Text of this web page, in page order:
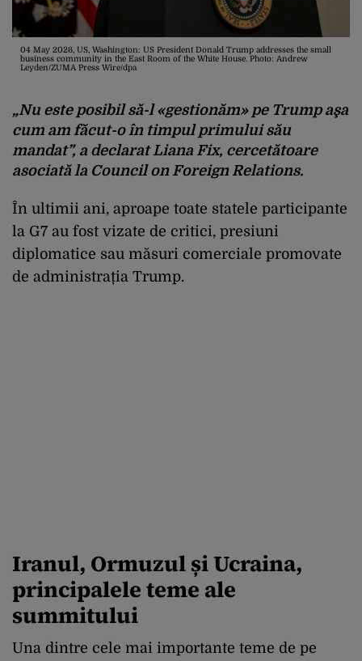
04 May 2026, US, Washington: US President Donald Trump addresses the small
business community in the East Room of the White House. Photo: Andrew
Leyden/ZUMA Press Wire/dpa
„Nu este posibil să-l «gestionăm» pe Trump aşa
cum am făcut-o în timpul primului său
mandat”, a declarat Liana Fix, cercetătoare
asociată la Council on Foreign Relations.
În ultimii ani, aproape toate statele participante
la G7 au fost vizate de critici, presiuni
diplomatice sau măsuri comerciale promovate
de administrația Trump.
Iranul, Ormuzul și Ucraina,
principalele teme ale
summitului
Una dintre cele mai importante teme de pe